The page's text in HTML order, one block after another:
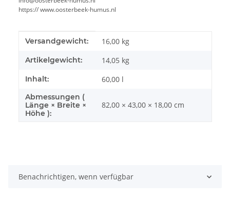
https:// www.oosterbeek-humus.nl
Produkteigenschaft
Wert
Versandgewicht: 16,00 kg
Artikelgewicht: 14,05 kg
Inhalt: 60,00 l
Abmessungen (
Länge × Breite ×
Höhe ):
82,00 × 43,00 × 18,00 cm
Benachrichtigen, wenn verfügbar